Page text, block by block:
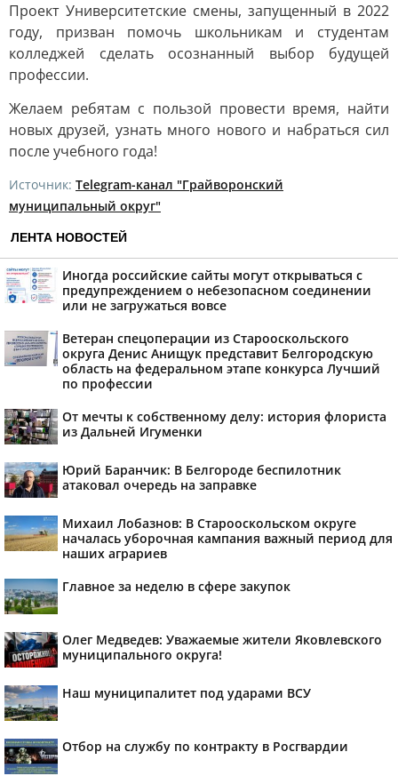
Проект Университетские смены, запущенный в 2022
году, призван помочь школьникам и студентам
колледжей сделать осознанный выбор будущей
профессии.
Желаем ребятам с пользой провести время, найти
новых друзей, узнать много нового и набраться сил
после учебного года!
Источник: Telegram-канал "Грайворонский
муниципальный округ"
ЛЕНТА НОВОСТЕЙ
Иногда российские сайты могут открываться с
предупреждением о небезопасном соединении
или не загружаться вовсе
Ветеран спецоперации из Старооскольского
округа Денис Анищук представит Белгородскую
область на федеральном этапе конкурса Лучший
по профессии
От мечты к собственному делу: история флориста
из Дальней Игуменки
Юрий Баранчик: В Белгороде беспилотник
атаковал очередь на заправке
Михаил Лобазнов: В Старооскольском округе
началась уборочная кампания важный период для
наших аграриев
Главное за неделю в сфере закупок
Олег Медведев: Уважаемые жители Яковлевского
муниципального округа!
Наш муниципалитет под ударами ВСУ
Отбор на службу по контракту в Росгвардии